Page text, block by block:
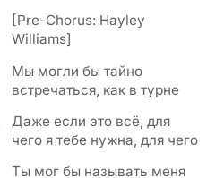
[Pre-Chorus: Hayley
Williams]
Мы могли бы тайно
встречаться, как в турне
Даже если это всё, для
чего я тебе нужна, для чего
Ты мог бы называть меня